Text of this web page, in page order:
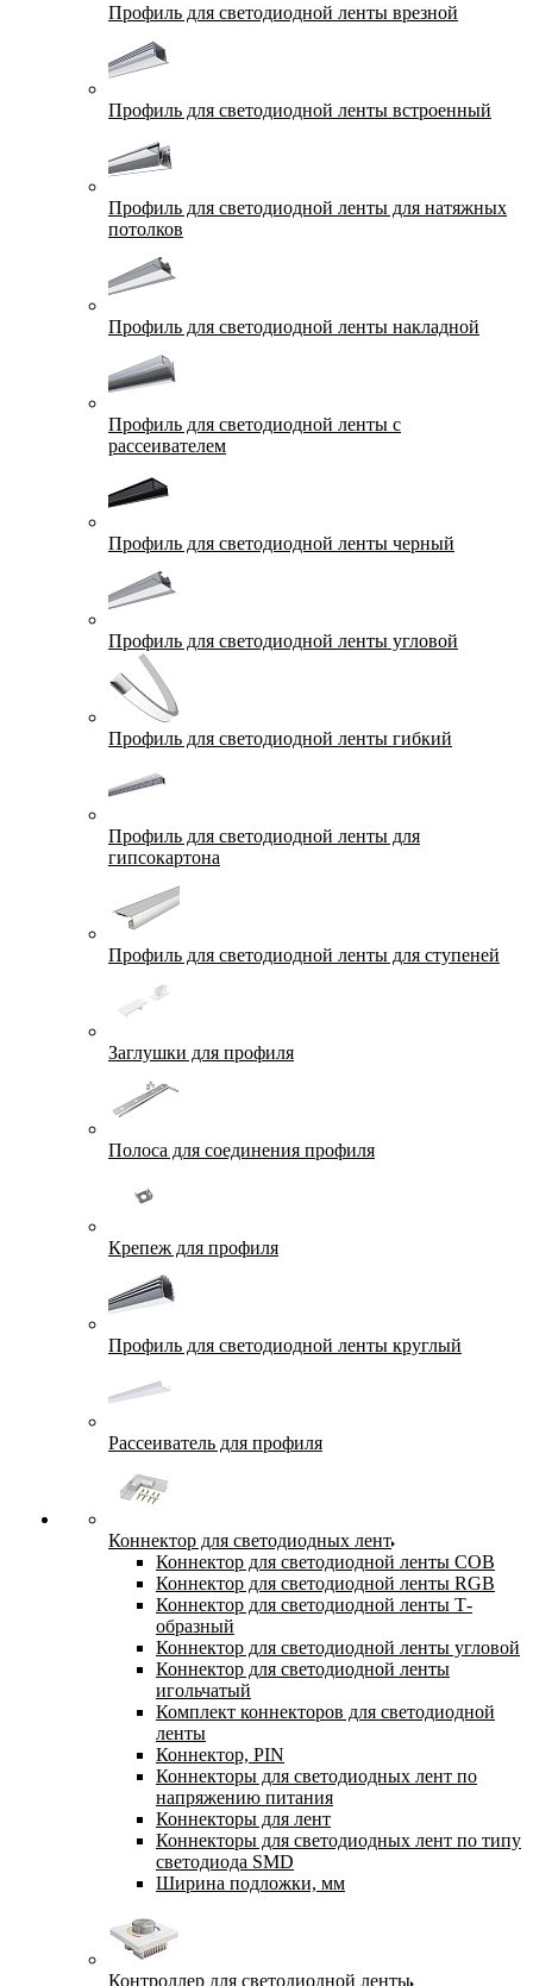
Профиль для светодиодной ленты врезной
Профиль для светодиодной ленты встроенный
Профиль для светодиодной ленты для натяжных
потолков
Профиль для светодиодной ленты накладной
Профиль для светодиодной ленты с
рассеивателем
Профиль для светодиодной ленты черный
Профиль для светодиодной ленты угловой
Профиль для светодиодной ленты гибкий
Профиль для светодиодной ленты для
гипсокартона
Профиль для светодиодной ленты для ступеней
Заглушки для профиля
Полоса для соединения профиля
Крепеж для профиля
Профиль для светодиодной ленты круглый
Рассеиватель для профиля
Коннектор для светодиодных лент
Коннектор для светодиодной ленты COB
Коннектор для светодиодной ленты RGB
Коннектор для светодиодной ленты Т-
образный
Коннектор для светодиодной ленты угловой
Коннектор для светодиодной ленты
игольчатый
Комплект коннекторов для светодиодной
ленты
Коннектор, PIN
Коннекторы для светодиодных лент по
напряжению питания
Коннекторы для лент
Коннекторы для светодиодных лент по типу
светодиода SMD
Ширина подложки, мм
Контроллер для светодиодной ленты